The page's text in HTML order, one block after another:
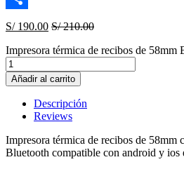
Compartir
S/190.00 S/210.00
Impresora térmica de recibos de
Añadir al carrito
Descripción
Reviews
Impresora térmica de recibos de 58mm
Bluetooth compatible con android y ios